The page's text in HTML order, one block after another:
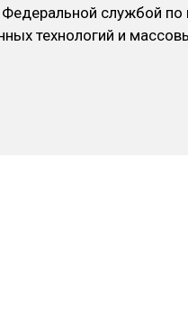
службой по
технологий и